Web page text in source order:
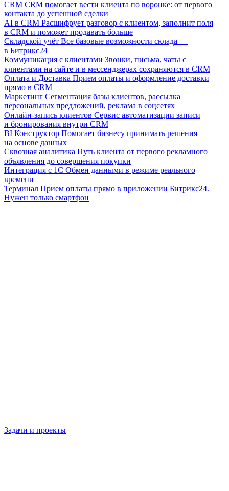
CRM CRM помогает вести клиента по воронке: от первого
контакта до успешной сделки
AI в CRM Расшифрует разговор с клиентом, заполнит поля
в CRM и поможет продавать больше
Складской учёт Все базовые возможности склада —
в Битрикс24
Коммуникация с клиентами Звонки, письма, чаты с
клиентами на сайте и в мессенджерах сохраняются в CRM
Оплата и Доставка Прием оплаты и оформление доставки
прямо в CRM
Маркетинг Сегментация базы клиентов, рассылка
персональных предложений, реклама в соцсетях
Онлайн-запись клиентов Сервис автоматизации записи
и бронирования внутри CRM
BI Конструктор Помогает бизнесу принимать решения
на основе данных
Сквозная аналитика Путь клиента от первого рекламного
объявления до совершения покупки
Интеграция с 1С Обмен данными в режиме реального
времени
Терминал Прием оплаты прямо в приложении Битрикс24.
Нужен только смартфон
Задачи и проекты